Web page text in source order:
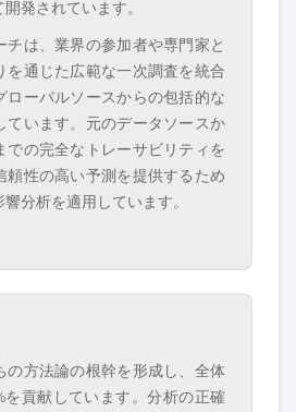
者/問屋
イン小売
プライヤー
歩
出技術
的なデリバリーシステム
ル化技術
市場アクセスを支
配する販売代理店
やチャネルパート
ナー
特定の用途やエン
ドユースに特化し
たニッチプレイヤ
必要ですか？カスタマイ
して、正確な要件に合わ
してください。
発されています。
チは、業界の参加者や専門家と
を通じた広範な一次調査を統合
ローバルソースからの包括的な
ています。元のデータソースか
での完全なトレーサビリティを
頼性の高い予測を提供するため
分析を適用しています。
の方法論の根幹を形成し、全体
を貢献しています。分析の正確